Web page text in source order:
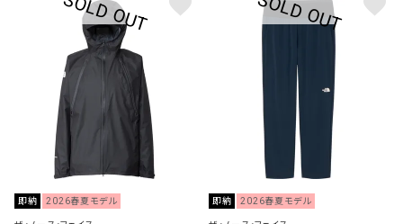
即納 2026春夏モデル 即納 2026春夏モデル